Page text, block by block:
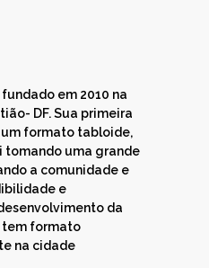
em 2010 na
DF. Sua primeira
formato tabloide,
uma grande
a comunidade e
e
da
tem formato
na cidade